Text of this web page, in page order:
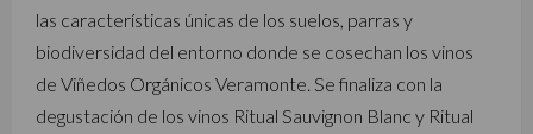
las características únicas de los suelos, parras y
biodiversidad del entorno donde se cosechan los vinos
de Viñedos Orgánicos Veramonte. Se finaliza con la
degustación de los vinos Ritual Sauvignon Blanc y Ritual